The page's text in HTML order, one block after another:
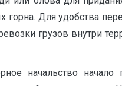
горна. Для удобства
грузов внутри
начальство начало